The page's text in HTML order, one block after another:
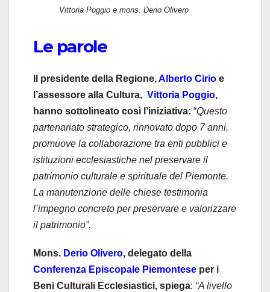
Vittoria Poggio e mons. Derio Olivero
Le parole
Il presidente della Regione,Alberto Cirio e
l’assessore alla Cultura, Vittoria Poggio,
hanno sottolineato così l’iniziativa: “Questo
partenariato strategico, rinnovato dopo 7 anni,
promuove la collaborazione tra enti pubblici e
istituzioni ecclesiastiche nel preservare il
patrimonio culturale e spirituale del Piemonte.
La manutenzione delle chiese testimonia
l’impegno concreto per preservare e valorizzare
il patrimonio”.
Mons. Derio Olivero, delegato della
Conferenza Episcopale Piemontese per i
Beni Culturali Ecclesiastici, spiega: “A livello